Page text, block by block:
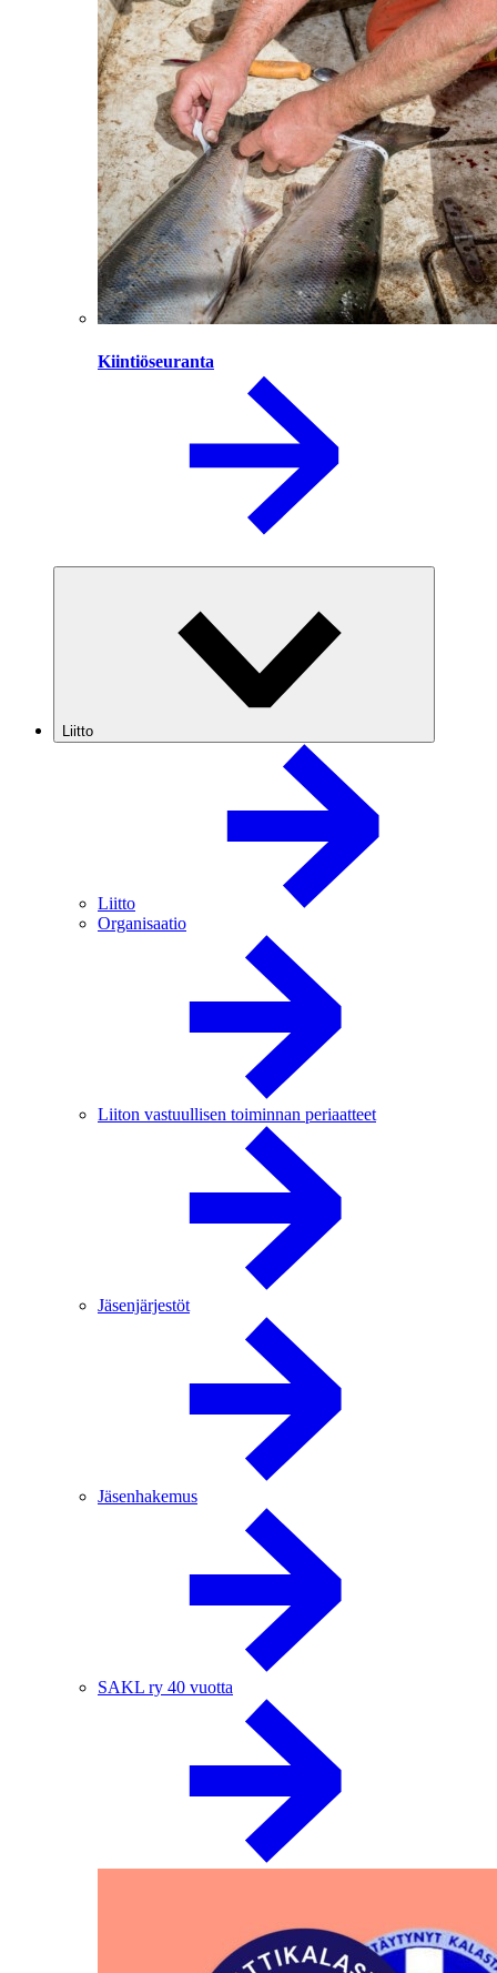
Kiintiöseuranta
Liitto
Liitto
Organisaatio
Liiton vastuullisen toiminnan periaatteet
Jäsenjärjestöt
Jäsenhakemus
SAKL ry 40 vuotta